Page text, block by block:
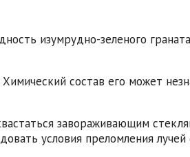
изумрудно-зеленого
состав его может
завораживающим
условия преломления лучей